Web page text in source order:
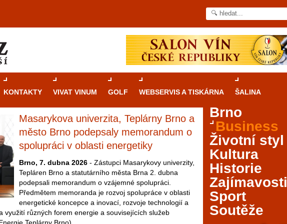
KONTAKTY VIVAT VINUM GOLF WEBSERVIS A TISKÁRNA ŠALINA
Masarykova univerzita, Teplárny Brno a
město Brno podepsaly memorandum o
spolupráci v oblasti energetiky
Brno, 7. dubna 2026 - Zástupci Masarykovy univerzity,
Tepláren Brno a statutárního města Brna 2. dubna
podepsali memorandum o vzájemné spolupráci.
Předmětem memoranda je rozvoj spolupráce v oblasti
energetické koncepce a inovací, rozvoje technologií a
využití různých forem energie a souvisejících služeb
Průvodce
kasinovými hrami v Brně: Od
rulety po video automaty
Brno je městem známým pro zajímavé památky, skvělé
restaurace, divadla a univerzity. Mimo jiné je ale také
místem, kde si můžete legálně a bezpečně vyzkoušet
různé kasinové hry. V neustále kvetoucí moravské
metropoli naleznete širokou nabídku her od klasické
rulety až po moderní automaty jak pro pravidelné
V...
Brno
Business
Životní styl
Kultura
Historie
Zajímavosti
Sport
Soutěže